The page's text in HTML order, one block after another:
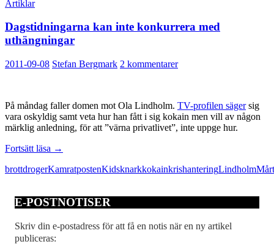
Artiklar
Dagstidningarna kan inte konkurrera med
uthängningar
2011-09-08 Stefan Bergmark 2 kommentarer
På måndag faller domen mot Ola Lindholm. TV-profilen sägersig
vara oskyldig samt veta hur han fått i sig kokain men vill av någon
märklig anledning, för att ”värna privatlivet”, inte uppge hur.
Fortsätt läsa Dagstidningarna
inte
uthängningar
→
brottdrogerKamratpostenKidsknarkkokainkrishanteringLindholm
E-POSTNOTISER
Skriv din e-postadress för att få en notis när en ny artikel
publiceras: